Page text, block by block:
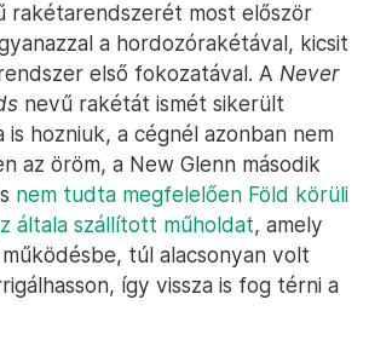
rakétarendszerét most először
a hordozórakétával, kicsit
első fokozatával. A Never
nevű rakétát ismét sikerült
is hozniuk, a cégnél azonban nem
az öröm, a New Glenn második
nem tudta megfelelően Föld körüli
általa szállított műholdat, amely
túl alacsonyan volt
így vissza is fog térni a